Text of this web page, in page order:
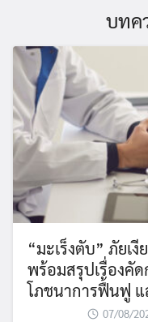
บทค
“มะเร็งตับ” ภัยเ
พร้อมสรุปเรื่องคั
โภชนาการฟื้นฟู
07/08/